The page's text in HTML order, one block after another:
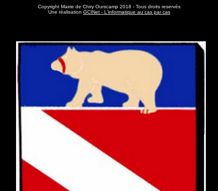
Copyright Mairie de Chiry Ourscamp 2018 - Tous droits reservés
Une réalisation GCINet - L'informatique au cas par cas